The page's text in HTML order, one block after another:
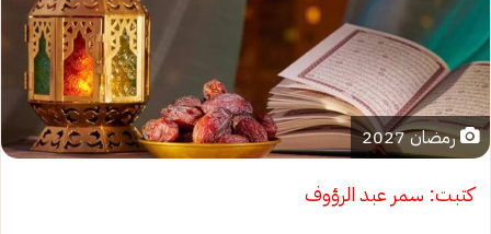
رمضان 2027
كتبت: سمر عبد الرؤوف